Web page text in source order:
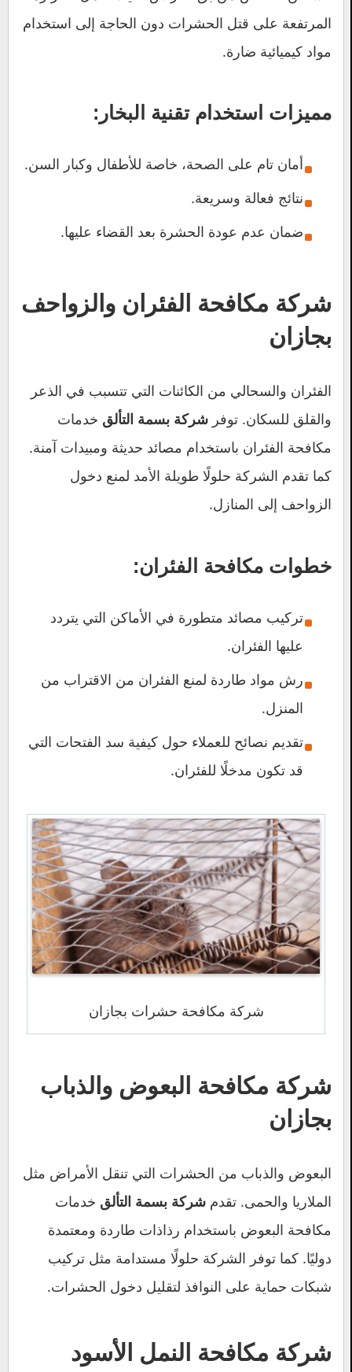
المرتفعة على قتل الحشرات دون الحاجة إلى استخدام
مواد كيميائية ضارة.
مميزات استخدام تقنية البخار:
أمان تام على الصحة، خاصة للأطفال وكبار السن.
نتائج فعالة وسريعة.
ضمان عدم عودة الحشرة بعد القضاء عليها.
شركة مكافحة الفئران والزواحف
بجازان
الفئران والسحالي من الكائنات التي تتسبب في الذعر
والقلق للسكان. توفر شركة بسمة التألق خدمات
مكافحة الفئران باستخدام مصائد حديثة ومبيدات آمنة.
كما تقدم الشركة حلولًا طويلة الأمد لمنع دخول
الزواحف إلى المنازل.
خطوات مكافحة الفئران:
تركيب مصائد متطورة في الأماكن التي يتردد
عليها الفئران.
رش مواد طاردة لمنع الفئران من الاقتراب من
المنزل.
تقديم نصائح للعملاء حول كيفية سد الفتحات التي
قد تكون مدخلًا للفئران.
شركة مكافحة حشرات بجازان
شركة مكافحة البعوض والذباب
بجازان
البعوض والذباب من الحشرات التي تنقل الأمراض مثل
الملاريا والحمى. تقدم شركة بسمة التألق خدمات
مكافحة البعوض باستخدام رذاذات طاردة ومعتمدة
دوليًا. كما توفر الشركة حلولًا مستدامة مثل تركيب
شبكات حماية على النوافذ لتقليل دخول الحشرات.
شركة مكافحة النمل الأسود